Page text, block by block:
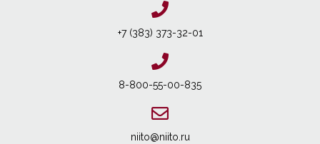
+7 (383) 373-32-01
8-800-55-00-835
niito@niito.ru